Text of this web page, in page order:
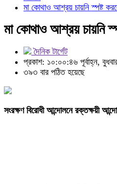
মা কোথাও আশ্রয় চায়নি স্পষ্ট
মা কোথাও আশ্রয় চায়নি
দৈনিক টার্গেট
প্রকাশ: ১০:০০:৪৬ পূর্বাহ্ন,
৩৯৩ বার পঠিত হয়েছে
সংরক্ষণ বিরোধী আন্দোলনে রক্তক্ষয়ী